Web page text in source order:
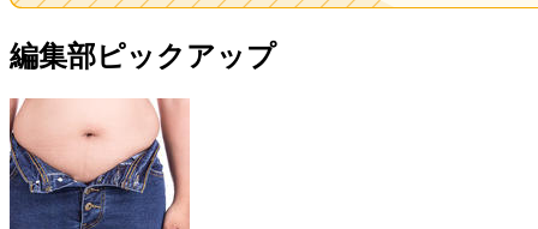
編集部ピックアップ